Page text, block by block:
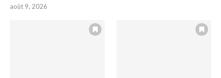
août 9, 2026